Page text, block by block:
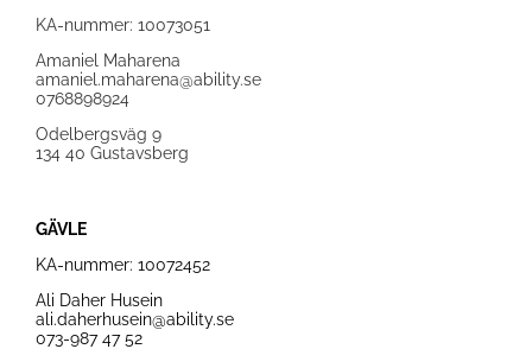
KA-nummer: 10073051
Amaniel Maharena
amaniel.maharena@ability.se
0768898924
Odelbergsväg 9
134 40 Gustavsberg
GÄVLE
KA-nummer: 10072452
Ali Daher Husein
ali.daherhusein@ability.se
073-987 47 52